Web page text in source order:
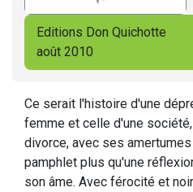
Editions Don Quichotte
août 2010
Ce serait l'histoire d'une
femme et celle d'une
divorce, avec ses
pamphlet plus qu'une
son âme. Avec férocité et